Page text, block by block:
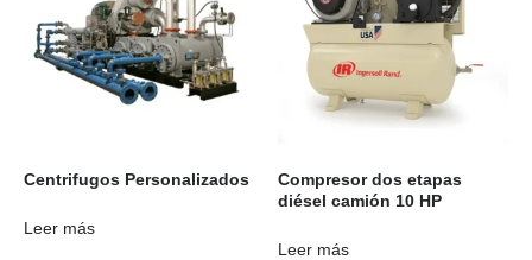
Centrifugos Personalizados
Leer más
Compresor dos etapas
diésel camión 10 HP
Leer más